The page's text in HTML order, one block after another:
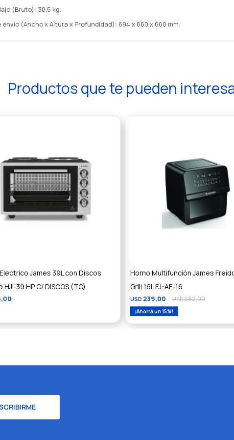
(Bruto): 38,5 kg.
envío (Ancho x Altura x Profundidad): 694 x 660 x 660 mm.
Productos que te pueden
James 39L con Discos
39 HP C/ DISCOS (TQ)
Horno Multifunción James
Grill 16L FJ-AF-16
USD 239,00 USD282,00
15